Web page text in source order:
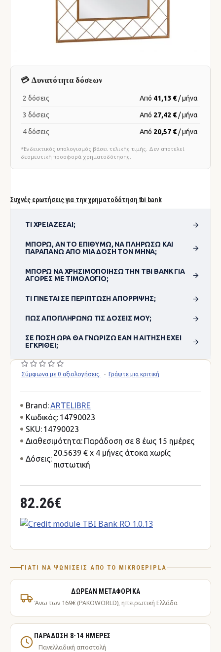
Συχνές ερωτήσεις για την χρηματοδότηση tbi bank
ΤΙ ΧΡΕΙΆΖΕΣΑΙ;
ΜΠΟΡΏ, ΑΝ ΤΟ ΕΠΙΘΥΜΏ, ΝΑ ΠΛΗΡΏΣΩ ΚΑΙ
ΠΑΡΑΠΆΝΩ ΑΠΌ ΜΊΑ ΔΌΣΗ ΤΟΝ ΜΉΝΑ;
ΜΠΟΡΏ ΝΑ ΧΡΗΣΙΜΟΠΟΊΗΣΩ ΤΗΝ TBI BANK ΓΙΑ
ΑΓΟΡΈΣ ΜΕ ΤΙΜΟΛΌΓΙΟ;
ΤΙ ΓΊΝΕΤΑΙ ΣΕ ΠΕΡΊΠΤΩΣΗ ΑΠΌΡΡΙΨΗΣ;
ΠΏΣ ΑΠΟΠΛΗΡΏΝΩ ΤΙΣ ΔΌΣΕΙΣ ΜΟΥ;
ΣΕ ΠΌΣΗ ΏΡΑ ΘΑ ΓΝΩΡΊΖΩ ΕΆΝ Η ΑΊΤΗΣΗ ΈΧΕΙ
ΕΓΚΡΙΘΕΊ;
💳 Δυνατότητα δόσεων
2 δόσεις Από 41,13 € / μήνα
3 δόσεις Από 27,42 € / μήνα
4 δόσεις Από 20,57 € / μήνα
*Ενδεικτικός υπολογισμός βάσει τελικής τιμής. Δεν αποτελεί
δεσμευτική προσφορά χρηματοδότησης.
Σύμφωνα με 0 αξιολογήσεις. - Γράψτε μια κριτική
82.26€
Brand:ARTELIBRE
Κωδικός: 14790023
SKU: 14790023
Διαθεσιμότητα: Παράδοση σε 8 έως 15 ημέρες
Δόσεις:
20.5639 € x 4 μήνες άτοκα χωρίς
πιστωτική
ΓΙΑΤΊ ΝΑ ΨΩΝΊΣΕΙΣ ΑΠΌ ΤΟ MIKROEPIPLA
ΔΩΡΕΆΝ ΜΕΤΑΦΟΡΙΚΆ
Άνω των 169€ (PAKOWORLD), ηπειρωτική Ελλάδα
ΠΑΡΆΔΟΣΗ 8-14 ΗΜΈΡΕΣ
Πανελλαδική αποστολή